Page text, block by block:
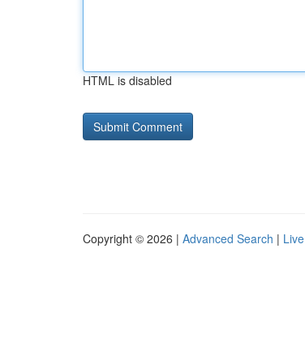
HTML is disabled
Copyright © 2026 | Advanced Search | Live